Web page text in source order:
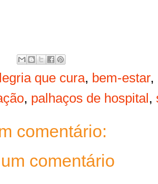
que cura, bem-estar,
, palhaços de hospital,
comentário:
comentário